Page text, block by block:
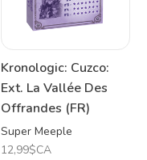
Kronologic: Cuzco:
Ext. La Vallée Des
Offrandes (FR)
Super Meeple
12,99$CA